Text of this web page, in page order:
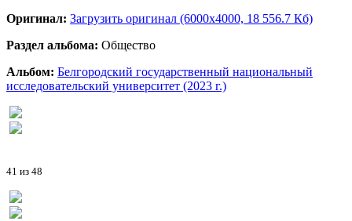
Оригинал: Загрузить оригинал (6000x4000, 18 556.7 Кб)
Раздел альбома: Общество
Альбом: Белгородский государственный национальный
исследовательский университет (2023 г.)
41 из 48